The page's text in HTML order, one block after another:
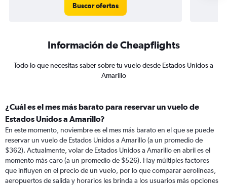
Buscar ofertas
Información de Cheapflights
Todo lo que necesitas saber sobre tu vuelo desde Estados Unidos a
Amarillo
¿Cuál es el mes más barato para reservar un vuelo de
Estados Unidos a Amarillo?
En este momento, noviembre es el mes más barato en el que se puede
reservar un vuelo de Estados Unidos a Amarillo (a un promedio de
$362). Actualmente, volar de Estados Unidos a Amarillo en abril es el
momento más caro (a un promedio de $526). Hay múltiples factores
que influyen en el precio de un vuelo, por lo que comparar aerolíneas,
aeropuertos de salida y horarios les brinda a los usuarios más opciones